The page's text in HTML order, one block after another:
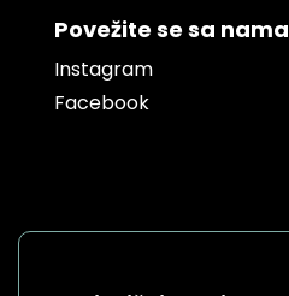
Povežite se sa nama
Instagram
Facebook